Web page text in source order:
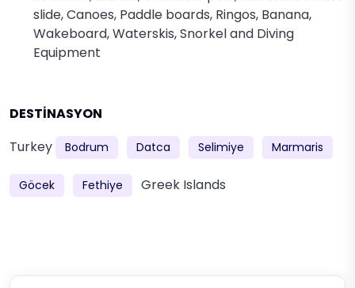
slide, Canoes, Paddle boards, Ringos, Banana,
Wakeboard, Waterskis, Snorkel and Diving
Equipment
DESTİNASYON
Turkey
Bodrum Datca Selimiye Marmaris
Göcek Fethiye Greek Islands